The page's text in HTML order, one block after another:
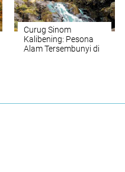
Curug Sinom
Kalibening: Pesona
Alam Tersembunyi di